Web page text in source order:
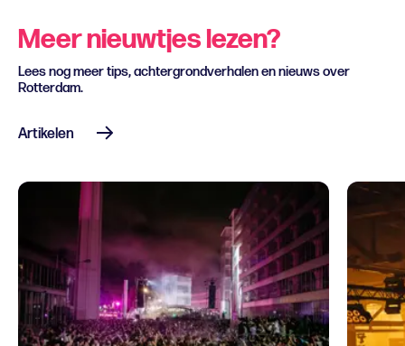
Meer nieuwtjes lezen?
Lees nog meer tips, achtergrondverhalen en nieuws over
Rotterdam.
Artikelen